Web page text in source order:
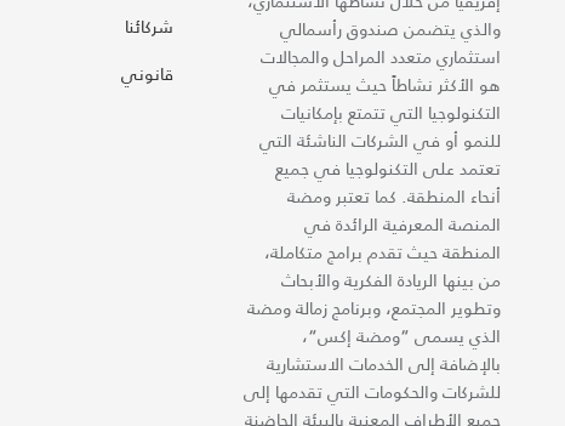
والذي يتضمن صندوق رأسمالي
استثماري متعدد المراحل والمجالات
هو الأكثر نشاطاً حيث يستثمر في
التكنولوجيا التي تتمتع بإمكانيات
للنمو أو في الشركات الناشئة التي
تعتمد على التكنولوجيا في جميع
أنحاء المنطقة. كما تعتبر ومضة
المنصة المعرفية الرائدة في
المنطقة حيث تقدم برامج متكاملة،
من بينها الريادة الفكرية والأبحاث
وتطوير المجتمع، وبرنامج زمالة ومضة
الذي يسمى “ومضة إكس“،
بالإضافة إلى الخدمات الاستشارية
للشركات والحكومات التي تقدمها إلى
جميع الأطراف المعنية بالبيئة الحاضنة
شركائنا
قانوني